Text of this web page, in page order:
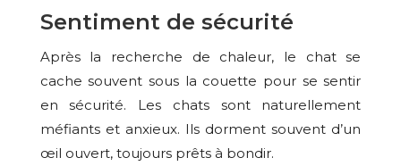
Sentiment de sécurité
Après la recherche de chaleur, le chat se
cache souvent sous la couette pour se sentir
en sécurité. Les chats sont naturellement
méfiants et anxieux. Ils dorment souvent d’un
œil ouvert, toujours prêts à bondir.